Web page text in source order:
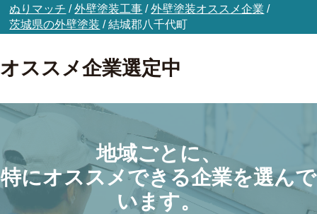
ぬりマッチ /外壁塗装工事 /外壁塗装オススメ企業 /
茨城県の外壁塗装 /結城郡八千代町
オススメ企業選定中
地域ごとに、
特にオススメできる企業を選んで
います。